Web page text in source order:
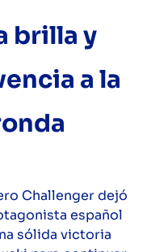
brilla y
a la
Challenger dejó
español
sólida victoria